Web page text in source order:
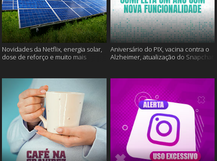
Novidades da Netflix, energia solar,
dose de reforço e muito mais
Aniversário do PIX, vacina contra o
Alzheimer, atualização do Snapchat